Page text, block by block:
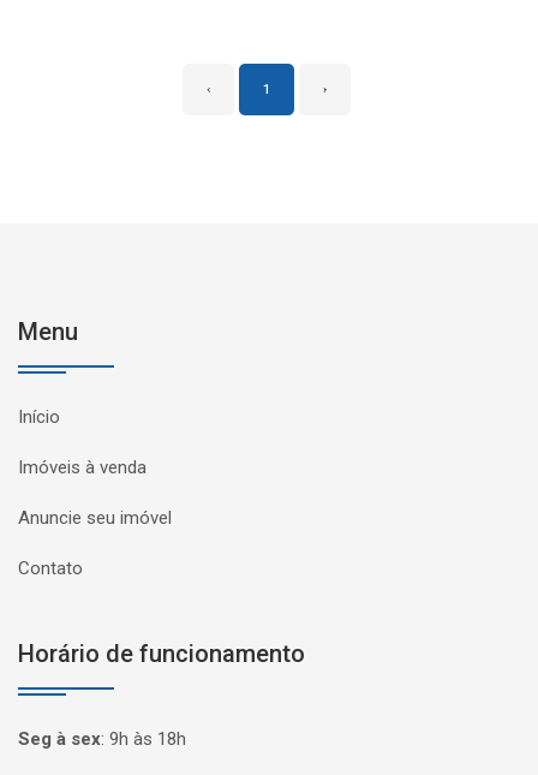
‹ 1 ›
Menu
Início
Imóveis à venda
Anuncie seu imóvel
Contato
Horário de funcionamento
Seg à sex: 9h às 18h